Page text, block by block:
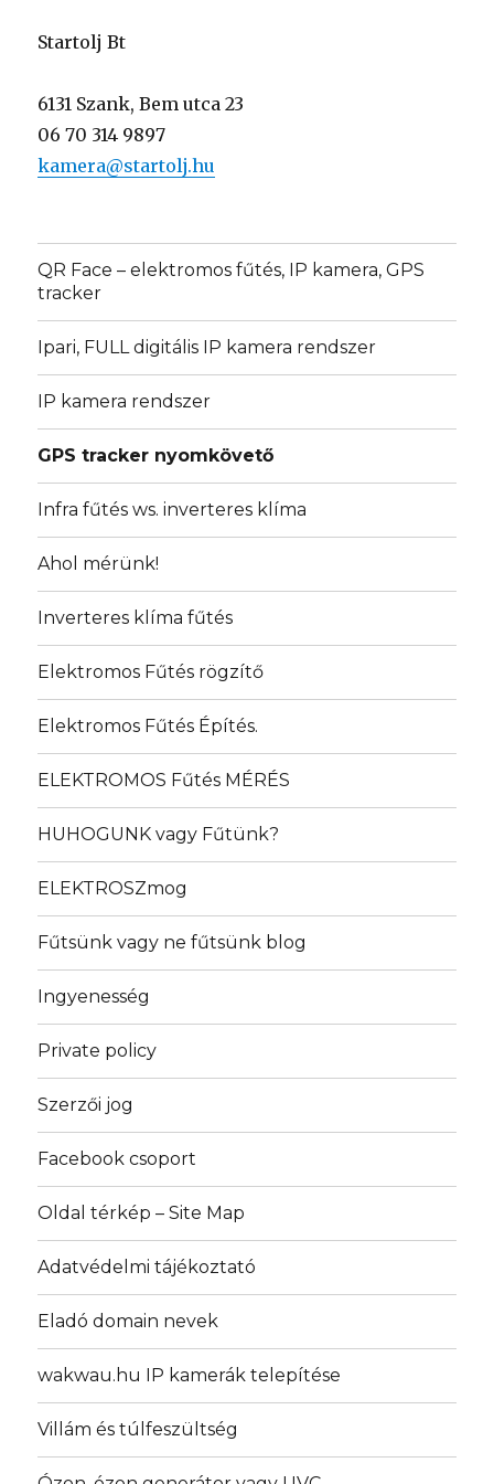
Startolj Bt
6131 Szank, Bem utca 23
06 70 314 9897
kamera@startolj.hu
QR Face – elektromos fűtés, IP kamera, GPS
tracker
Ipari, FULL digitális IP kamera rendszer
IP kamera rendszer
GPS tracker nyomkövető
Infra fűtés ws. inverteres klíma
Ahol mérünk!
Inverteres klíma fűtés
Elektromos Fűtés rögzítő
Elektromos Fűtés Építés.
ELEKTROMOS Fűtés MÉRÉS
HUHOGUNK vagy Fűtünk?
ELEKTROSZmog
Fűtsünk vagy ne fűtsünk blog
Ingyenesség
Private policy
Szerzői jog
Facebook csoport
Oldal térkép – Site Map
Adatvédelmi tájékoztató
Eladó domain nevek
wakwau.hu IP kamerák telepítése
Villám és túlfeszültség